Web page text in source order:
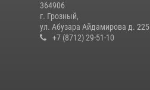
364906
г. Грозный,
ул. Абузара Айдамирова д. 225
+7 (8712) 29-51-10